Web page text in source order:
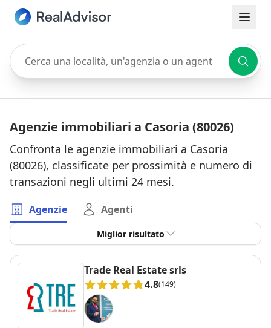
Cerca una località, un'agenzia o un agente
Agenzie immobiliari a Casoria (80026)
Confronta le agenzie immobiliari a Casoria
(80026), classificate per prossimità e numero di
transazioni negli ultimi 24 mesi.
Agenzie Agenti
Miglior risultato
Trade Real Estate srls
4.8(149)